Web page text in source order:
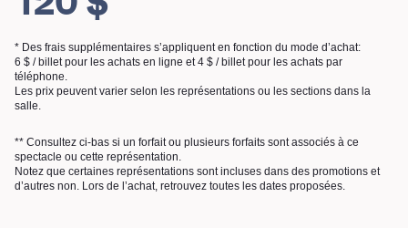
* Des frais supplémentaires s’appliquent en fonction du mode d’achat:
6 $ / billet pour les achats en ligne et 4 $ / billet pour les achats par
téléphone.
Les prix peuvent varier selon les représentations ou les sections dans la
salle.
** Consultez ci-bas si un forfait ou plusieurs forfaits sont associés à ce
spectacle ou cette représentation.
Notez que certaines représentations sont incluses dans des promotions et
d’autres non. Lors de l’achat, retrouvez toutes les dates proposées.